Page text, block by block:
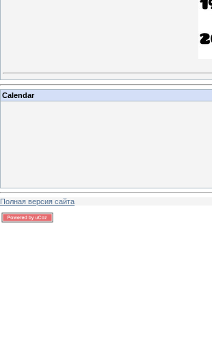
Calendar
Полная версия сайта